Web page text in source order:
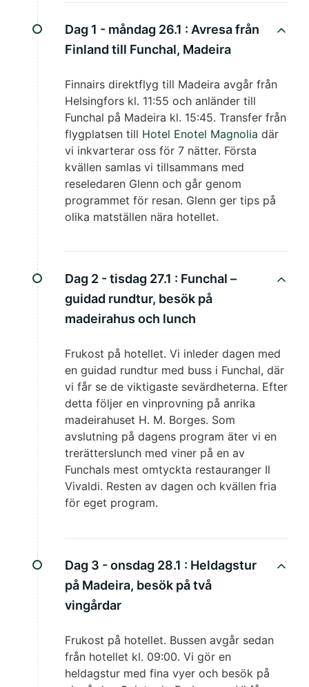
Dag 1 - måndag 26.1 : Avresa från
Finland till Funchal, Madeira
Finnairs direktflyg till Madeira avgår från
Helsingfors kl. 11:55 och anländer till
Funchal på Madeira kl. 15:45. Transfer från
flygplatsen till Hotel Enotel Magnolia där
vi inkvarterar oss för 7 nätter. Första
kvällen samlas vi tillsammans med
reseledaren Glenn och går genom
programmet för resan. Glenn ger tips på
olika matställen nära hotellet.
Dag 2 - tisdag 27.1 : Funchal –
guidad rundtur, besök på
madeirahus och lunch
Frukost på hotellet. Vi inleder dagen med
en guidad rundtur med buss i Funchal, där
vi får se de viktigaste sevärdheterna. Efter
detta följer en vinprovning på anrika
madeirahuset H. M. Borges. Som
avslutning på dagens program äter vi en
trerätterslunch med viner på en av
Funchals mest omtyckta restauranger Il
Vivaldi. Resten av dagen och kvällen fria
för eget program.
Dag 3 - onsdag 28.1 : Heldagstur
på Madeira, besök på två
vingårdar
Frukost på hotellet. Bussen avgår sedan
från hotellet kl. 09:00. Vi gör en
heldagstur med fina vyer och besök på